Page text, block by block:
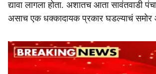
द्यावा लागला होता. अशातच आता सावंतवाडी
असाच एक धक्कादायक प्रकार घडल्याचं